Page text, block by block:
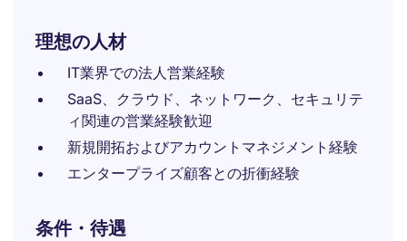
理想の人材
IT業界での法人営業経験
SaaS、クラウド、ネットワーク、セキュリテ
ィ関連の営業経験歓迎
新規開拓およびアカウントマネジメント経験
エンタープライズ顧客との折衝経験
条件・待遇